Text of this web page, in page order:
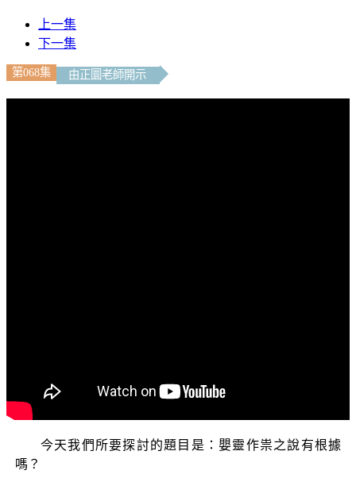
上一集
下一集
第068集 由正圜老師開示
希望能為普羅大眾種下學習正法的因緣，歡迎您繼續收
看。
今天我們所要探討的題目是：嬰靈作祟之說有根據
嗎？